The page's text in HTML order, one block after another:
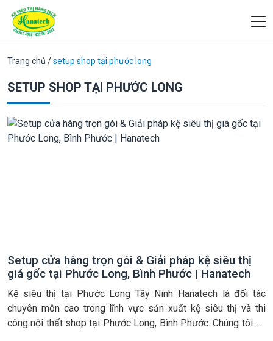
Trang chủ /setup shop tại phước long
SETUP SHOP TẠI PHƯỚC LONG
Setup cửa hàng trọn gói & Giải pháp kệ siêu thị
giá gốc tại Phước Long, Bình Phước | Hanatech
Kệ siêu thị tại Phước Long Tây Ninh Hanatech là đối tác
chuyên môn cao trong lĩnh vực sản xuất kệ siêu thị và thi
công nội thất shop tại Phước Long, Bình Phước. Chúng tôi áp